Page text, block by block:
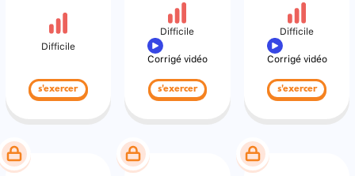
Difficile
s'exercer
Difficile
Corrigé vidéo
s'exercer
Difficile
Corrigé vidéo
s'exercer